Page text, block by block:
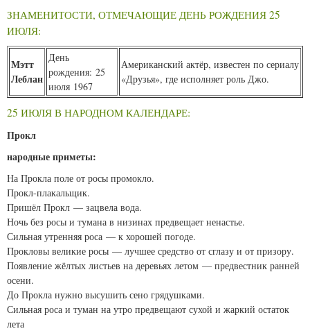
ЗНАМЕНИТОСТИ, ОТМЕЧАЮЩИЕ ДЕНЬ РОЖДЕНИЯ 25
ИЮЛЯ:
Мэтт
Леблан
День
рождения: 25
июля 1967
Американский актёр, известен по сериалу
«Друзья», где исполняет роль Джо.
25 ИЮЛЯ В НАРОДНОМ КАЛЕНДАРЕ:
Прокл
народные приметы:
На Прокла поле от росы промокло.
Прокл-плакальщик.
Пришёл Прокл — зацвела вода.
Ночь без росы и тумана в низинах предвещает ненастье.
Сильная утренняя роса — к хорошей погоде.
Прокловы великие росы — лучшее средство от сглазу и от призору.
Появление жёлтых листьев на деревьях летом — предвестник ранней
осени.
До Прокла нужно высушить сено грядушками.
Сильная роса и туман на утро предвещают сухой и жаркий остаток
лета